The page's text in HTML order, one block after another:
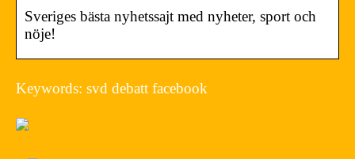
Sveriges bästa nyhetssajt med nyheter, sport och
nöje!
Keywords: svd debatt facebook